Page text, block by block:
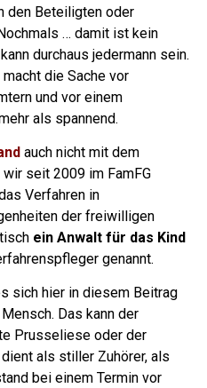
den Beteiligten oder
… damit ist kein
durchaus jedermann sein.
die Sache vor
und vor einem
als spannend.
auch nicht mit dem
wir seit 2009 im FamFG
Verfahren in
der freiwilligen
ein Anwalt für das Kind
genannt.
sich hier in diesem Beitrag
Das kann der
Prusseliese oder der
als stiller Zuhörer, als
bei einem Termin vor